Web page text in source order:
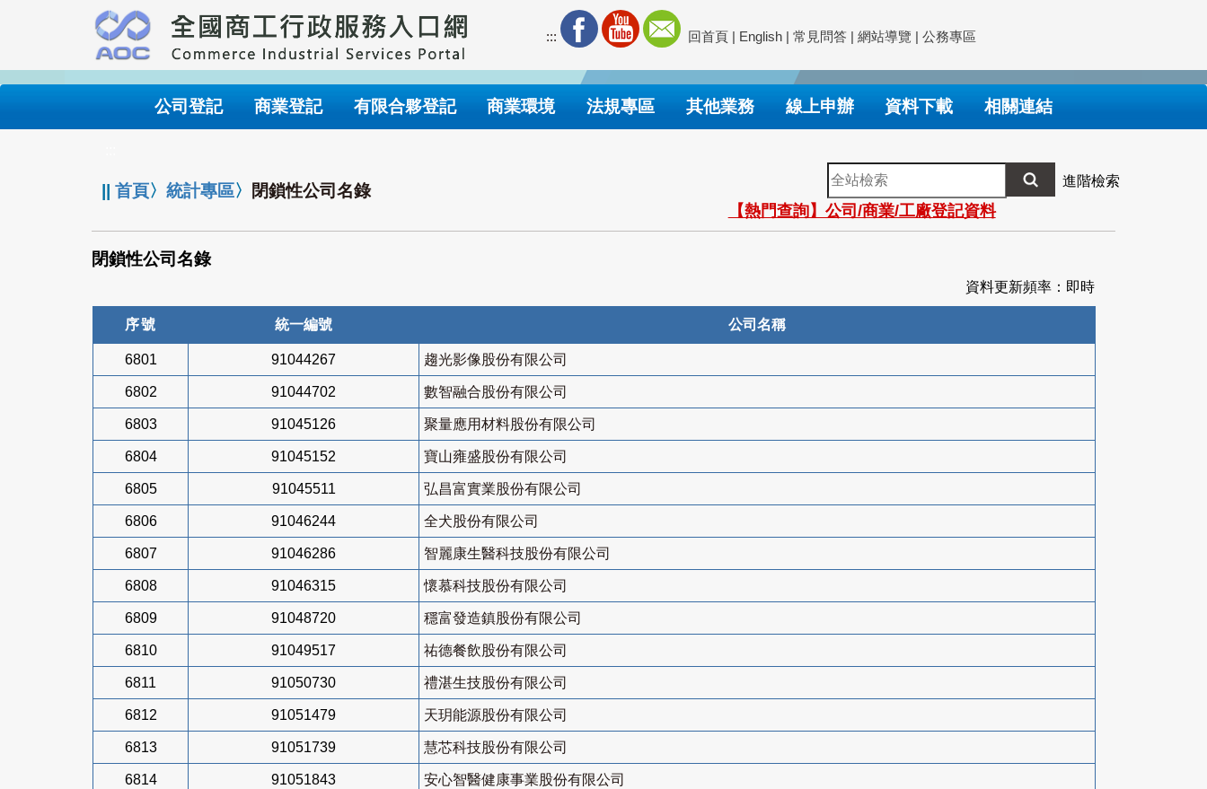
要
內
::: 回首頁 | English | 常見問答 | 網站導覽 | 公務專區
公司登記 商業登記 有限合夥登記 商業環境 法規專區 其他業務 線上申辦 資料下載 相關連結
||首頁〉統計專區〉 閉鎖性公司名錄
全
站
檢
索
進階檢索
【熱門查詢】公司/商業/工廠登記資料
閉鎖性公司名錄
資料更新頻率：即時
序號 統一編號 公司名稱
6801 91044267 趨光影像股份有限公司
6802 91044702 數智融合股份有限公司
6803 91045126 聚量應用材料股份有限公司
6804 91045152 寶山雍盛股份有限公司
6805 91045511 弘昌富實業股份有限公司
6806 91046244 全犬股份有限公司
6807 91046286 智麗康生醫科技股份有限公司
6808 91046315 懷慕科技股份有限公司
6809 91048720 穩富發造鎮股份有限公司
6810 91049517 祐德餐飲股份有限公司
6811 91050730 禮湛生技股份有限公司
6812 91051479 天玥能源股份有限公司
6813 91051739 慧芯科技股份有限公司
6814 91051843 安心智醫健康事業股份有限公司